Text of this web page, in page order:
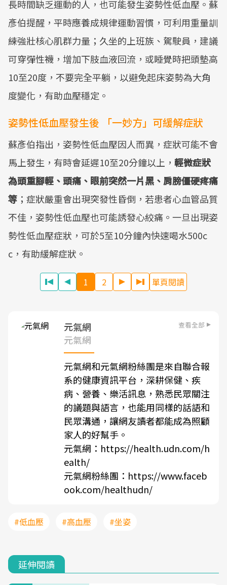
長時間缺乏運動的人，也可能發生姿勢性低血壓。蘇
彥伯提醒，平時應養成規律運動習慣，可利用重量訓
練強壯核心肌群力量；久坐的上班族、駕駛員，建議
可穿彈性襪，增加下肢血液回流，或睡覺時把頭墊高
10至20度，不要完全平躺，以避免起床姿勢為大角
度變化，有助血壓穩定。
姿勢性低血壓發生後 「一妙方」可緩解症狀
蘇彥伯指出，姿勢性低血壓因人而異，症狀可能不會
馬上發生，有時會延遲10至20分鐘以上， 輕微症狀
為頭重腳輕、頭痛、眼前突然一片黑、肩膀僵硬疼痛
等 ；症狀嚴重會出現突發性昏倒，若患者心血管品質
不佳，姿勢性低血壓也可能誘發心絞痛。一旦出現姿
勢性低血壓症狀，可於5至10分鐘內快速喝水500c
c，有助緩解症狀。
1 2 單頁閱讀
元氣網 查看全部
元氣網
元氣網和元氣網粉絲團是來自聯合報
系的健康資訊平台，深耕保健、疾
病、營養、樂活訊息，熟悉民眾關注
的議題與語言，也能用同樣的話語和
民眾溝通，讓網友讀者都能成為照顧
家人的好幫手。
元氣網： https://health.udn.com/h
ealth/
元氣網粉絲團： https://www.faceb
ook.com/healthudn/
#低血壓 #高血壓 #坐姿
延伸閱讀